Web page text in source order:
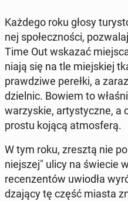
Każdego roku głosy
nej spo­łecz­no­ści,
Time Out wskazać
nia­ją się na tle miej­skiej
praw­dzi­we perełki, a
dziel­nic. Bowiem to
wa­rzy­skie, ar­ty­stycz­ne, a
prostu kojącą at­mos­fe­rą.
W tym roku, zresztą nie
niej­szej" ulicy na świecie
re­cen­zen­tów uwiodła
dza­ją­cy tę część miasta